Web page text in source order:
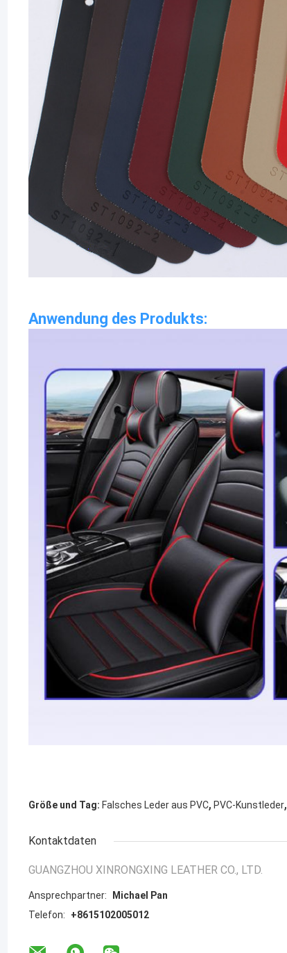
Anwendung des Produkts:
Größe und Tag: Falsches Leder aus PVC, PVC-Kunstleder,
Kontaktdaten
GUANGZHOU XINRONGXING LEATHER CO., LTD.
Ansprechpartner:
Michael Pan
Telefon:
+8615102005012